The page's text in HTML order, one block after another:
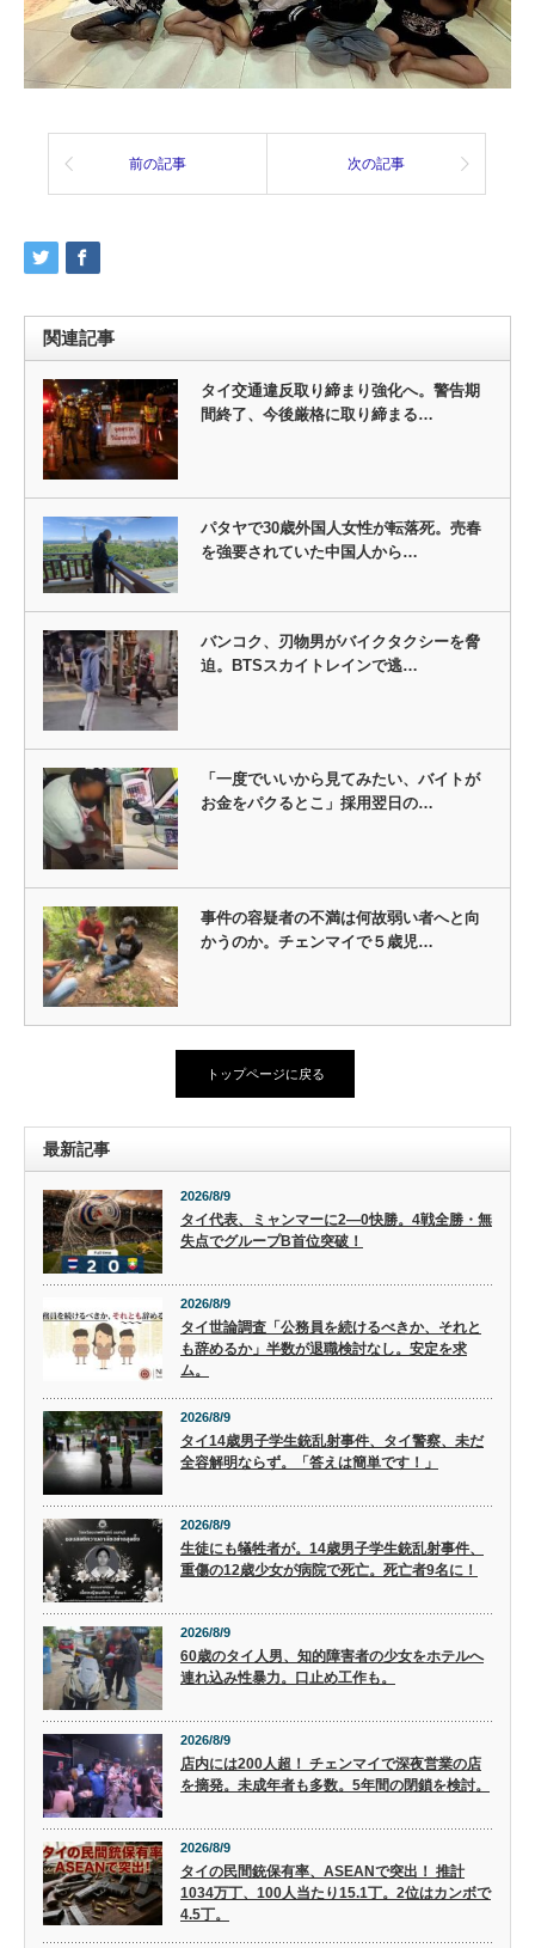
前の記事 次の記事
関連記事
タイ交通違反取り締まり強化へ。警告期
間終了、今後厳格に取り締まる…
パタヤで30歳外国人女性が転落死。売春
を強要されていた中国人から…
バンコク、刃物男がバイクタクシーを脅
迫。BTSスカイトレインで逃…
「一度でいいから見てみたい、バイトが
お金をパクるとこ」採用翌日の…
事件の容疑者の不満は何故弱い者へと向
かうのか。チェンマイで５歳児…
トップページに戻る
最新記事
2026/8/9
タイ代表、ミャンマーに2―0快勝。4戦全勝・無
失点でグループB首位突破！
2026/8/9
タイ世論調査「公務員を続けるべきか、それと
も辞めるか」半数が退職検討なし。安定を求
ム。
2026/8/9
タイ14歳男子学生銃乱射事件、タイ警察、未だ
全容解明ならず。「答えは簡単です！」
2026/8/9
生徒にも犠牲者が。14歳男子学生銃乱射事件、
重傷の12歳少女が病院で死亡。死亡者9名に！
2026/8/9
60歳のタイ人男、知的障害者の少女をホテルへ
連れ込み性暴力。口止め工作も。
2026/8/9
店内には200人超！ チェンマイで深夜営業の店
を摘発。未成年者も多数。5年間の閉鎖を検討。
2026/8/9
タイの民間銃保有率、ASEANで突出！ 推計
1034万丁、100人当たり15.1丁。2位はカンボで
4.5丁。